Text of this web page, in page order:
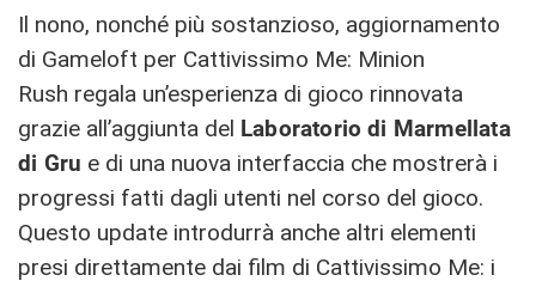
Il nono, nonché più sostanzioso, aggiornamento
di Gameloft per Cattivissimo Me: Minion
Rush regala un’esperienza di gioco rinnovata
grazie all’aggiunta del Laboratorio di Marmellata
di Gru e di una nuova interfaccia che mostrerà i
progressi fatti dagli utenti nel corso del gioco.
Questo update introdurrà anche altri elementi
presi direttamente dai film di Cattivissimo Me: i